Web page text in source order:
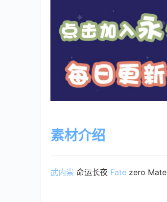
素材介绍
武内崇 命运长夜 Fate zero